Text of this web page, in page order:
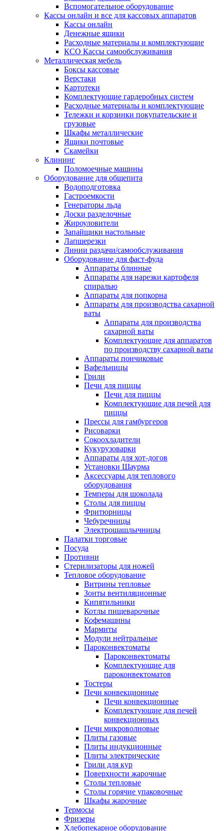
Вспомогательное оборудование
Кассы онлайн и все для кассовых аппаратов
Кассы онлайн
Денежные ящики
Расходные материалы и комплектующие
КСО Кассы самообслуживания
Металлическая мебель
Боксы кассовые
Верстаки
Картотеки
Комплектующие гардеробных систем
Расходные материалы и комплектующие
Тележки и корзинки покупательские и
грузовые
Шкафы металлические
Ящики почтовые
Скамейки
Клининг
Поломоечные машины
Оборудование для общепита
Водоподготовка
Гастроемкости
Генераторы льда
Доски разделочные
Жироуловители
Запайщики настольные
Лапшерезки
Линии раздачи/самообслуживания
Оборудование для фаст-фуда
Аппараты блинные
Аппараты для нарезки картофеля
спиралью
Аппараты для попкорна
Аппараты для производства сахарной
ваты
Аппараты для производства
сахарной ваты
Комплектующие для аппаратов
по производству сахарной ваты
Аппараты пончиковые
Вафельницы
Грили
Печи для пиццы
Печи для пиццы
Комплектующие для печей для
пиццы
Прессы для гамбургеров
Рисоварки
Сокоохладители
Кукурузоварки
Аппараты для хот-догов
Установки Шаурма
Аксессуары для теплового
оборудования
Темперы для шоколада
Столы для пиццы
Фритюрницы
Чебуречницы
Электрошашлычницы
Палатки торговые
Посуда
Противни
Стерилизаторы для ножей
Тепловое оборудование
Витрины тепловые
Зонты вентиляционные
Кипятильники
Котлы пищеварочные
Кофемашины
Мармиты
Модули нейтральные
Пароконвектоматы
Пароконвектоматы
Комплектующие для
пароконвектоматов
Тостеры
Печи конвекционные
Печи конвекционные
Комплектующие для печей
конвекционных
Печи микроволновые
Плиты газовые
Плиты индукционные
Плиты электрические
Грили для кур
Поверхности жарочные
Столы тепловые
Столы горячие упаковочные
Шкафы жарочные
Термосы
Фризеры
Хлебопекарное оборудование